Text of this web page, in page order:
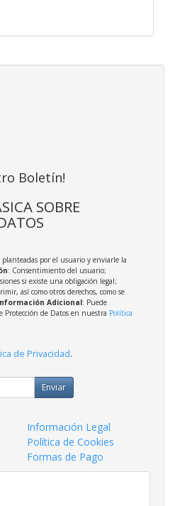
Boletín!
SOBRE
planteadas por el usuario y enviarle la
: Consentimiento del usuario;
si existe una obligación legal;
así como otros derechos, como se
Adicional: Puede
de Datos en nuestra Política
de Privacidad.
Enviar
Información Legal
Política de Cookies
Formas de Pago